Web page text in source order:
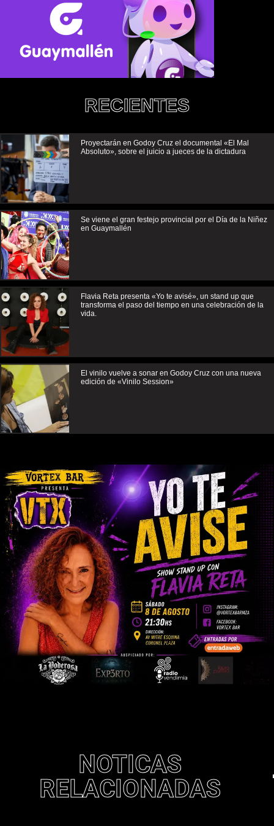
RECIENTES
Proyectarán en Godoy Cruz el documental «El Mal
Absoluto», sobre el juicio a jueces de la dictadura
Se viene el gran festejo provincial por el Día de la Niñez
en Guaymallén
Flavia Reta presenta «Yo te avisé», un stand up que
transforma el paso del tiempo en una celebración de la
vida.
El vinilo vuelve a sonar en Godoy Cruz con una nueva
edición de «Vinilo Session»
NOTICAS
RELACIONADAS